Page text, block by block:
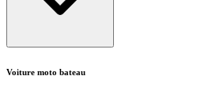
Voiture moto bateau